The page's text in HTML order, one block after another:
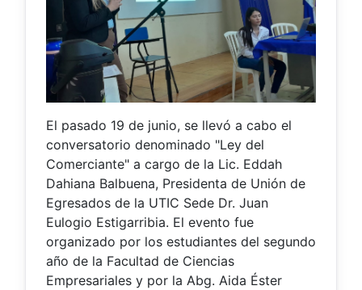
El pasado 19 de junio, se llevó a cabo el
conversatorio denominado "Ley del
Comerciante" a cargo de la Lic. Eddah
Dahiana Balbuena, Presidenta de Unión de
Egresados de la UTIC Sede Dr. Juan
Eulogio Estigarribia. El evento fue
organizado por los estudiantes del segundo
año de la Facultad de Ciencias
Empresariales y por la Abg. Aida Éster